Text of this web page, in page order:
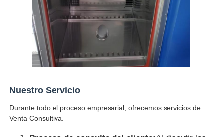
Nuestro Servicio
Durante todo el proceso empresarial, ofrecemos servicios de
Venta Consultiva.